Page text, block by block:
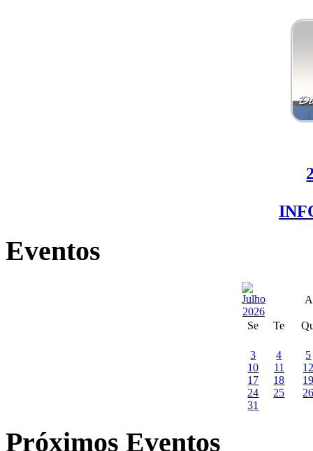
Eventos
Se Te
3 4
5
10
11
17
18
24
25
31
Próximos Eventos